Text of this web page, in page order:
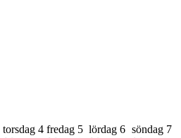
torsdag 4 fredag 5 lördag 6 söndag 7